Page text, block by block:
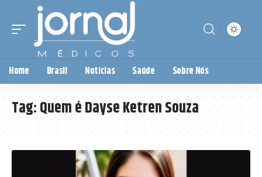
Home Brasil Notícias Saúde Sobre Nós
Tag:Quem é Dayse Ketren Souza